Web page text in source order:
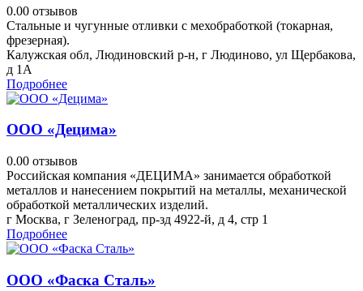
0.00 отзывов
Стальные и чугунные отливки с мехобработкой (токарная,
фрезерная).
Калужская обл, Людиновский р-н, г Людиново, ул Щербакова,
д 1А
Подробнее
ООО «Децима»
0.00 отзывов
Российская компания «ДЕЦИМА» занимается обработкой
металлов и нанесением покрытий на металлы, механической
обработкой металлических изделий.
г Москва, г Зеленоград, пр-зд 4922-й, д 4, стр 1
Подробнее
ООО «Фаска Сталь»